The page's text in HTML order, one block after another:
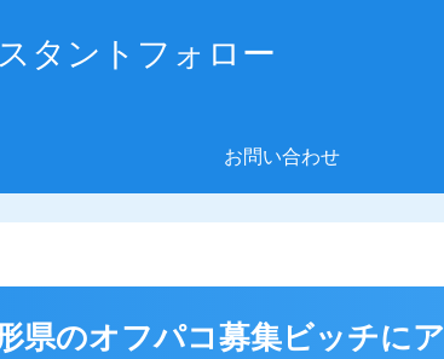
タントフォロー
お問い合わせ
のオフパコ募集ビッチに